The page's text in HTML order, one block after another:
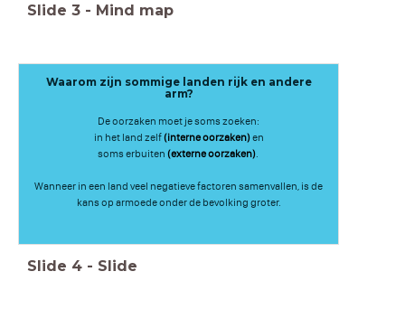
Slide 3 - Mind map
Waarom zijn sommige landen rijk en andere
arm?
De oorzaken moet je soms zoeken:
in het land zelf(interne oorzaken)en
soms erbuiten (externe oorzaken).
Wanneer in een land veel negatieve factoren samenvallen, is de
kans op armoede onder de bevolking groter.
Slide 4 - Slide